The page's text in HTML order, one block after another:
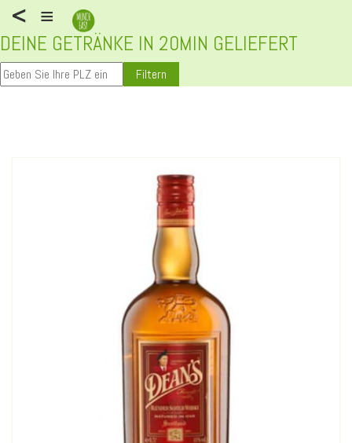
< ≡
DEINE GETRÄNKE IN 20MIN GELIEFERT
Filtern